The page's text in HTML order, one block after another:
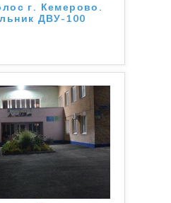
г. Кемерово.
ДВУ-100